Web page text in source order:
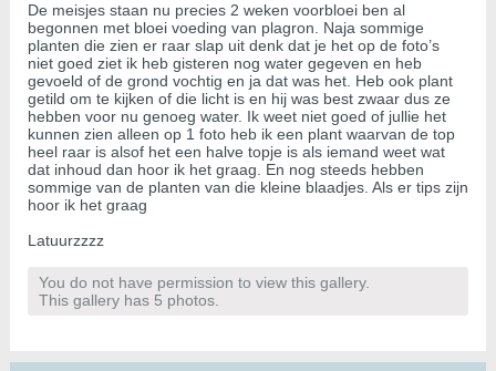
De meisjes staan nu precies 2 weken voorbloei ben al
begonnen met bloei voeding van plagron. Naja sommige
planten die zien er raar slap uit denk dat je het op de foto’s
niet goed ziet ik heb gisteren nog water gegeven en heb
gevoeld of de grond vochtig en ja dat was het. Heb ook plant
getild om te kijken of die licht is en hij was best zwaar dus ze
hebben voor nu genoeg water. Ik weet niet goed of jullie het
kunnen zien alleen op 1 foto heb ik een plant waarvan de top
heel raar is alsof het een halve topje is als iemand weet wat
dat inhoud dan hoor ik het graag. En nog steeds hebben
sommige van de planten van die kleine blaadjes. Als er tips zijn
hoor ik het graag
Latuurzzzz
You do not have permission to view this gallery.
This gallery has 5 photos.